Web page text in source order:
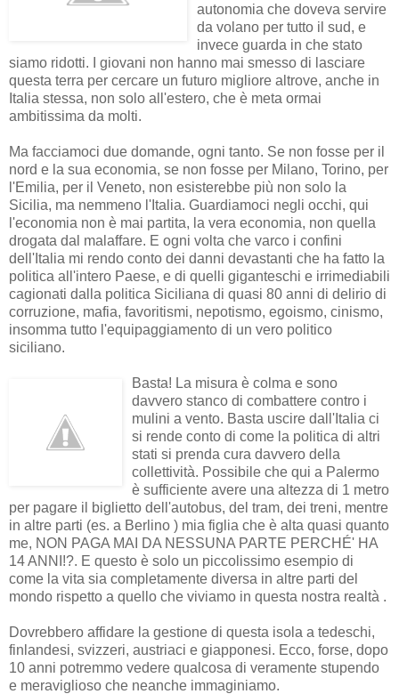
autonomia che doveva servire
da volano per tutto il sud, e
invece guarda in che stato
siamo ridotti. I giovani non hanno mai smesso di lasciare
questa terra per cercare un futuro migliore altrove, anche in
Italia stessa, non solo all'estero, che è meta ormai
ambitissima da molti.
Ma facciamoci due domande, ogni tanto. Se non fosse per il
nord e la sua economia, se non fosse per Milano, Torino, per
l'Emilia, per il Veneto, non esisterebbe più non solo la
Sicilia, ma nemmeno l'Italia. Guardiamoci negli occhi, qui
l'economia non è mai partita, la vera economia, non quella
drogata dal malaffare. E ogni volta che varco i confini
dell'Italia mi rendo conto dei danni devastanti che ha fatto la
politica all'intero Paese, e di quelli giganteschi e irrimediabili
cagionati dalla politica Siciliana di quasi 80 anni di delirio di
corruzione, mafia, favoritismi, nepotismo, egoismo, cinismo,
insomma tutto l'equipaggiamento di un vero politico
siciliano.
Basta! La misura è colma e sono
davvero stanco di combattere contro i
mulini a vento. Basta uscire dall'Italia ci
si rende conto di come la politica di altri
stati si prenda cura davvero della
collettività. Possibile che qui a Palermo
è sufficiente avere una altezza di 1 metro
per pagare il biglietto dell'autobus, del tram, dei treni, mentre
in altre parti (es. a Berlino ) mia figlia che è alta quasi quanto
me, NON PAGA MAI DA NESSUNA PARTE PERCHÉ' HA
14 ANNI!?. E questo è solo un piccolissimo esempio di
come la vita sia completamente diversa in altre parti del
mondo rispetto a quello che viviamo in questa nostra realtà .
Dovrebbero affidare la gestione di questa isola a tedeschi,
finlandesi, svizzeri, austriaci e giapponesi. Ecco, forse, dopo
10 anni potremmo vedere qualcosa di veramente stupendo
e meraviglioso che neanche immaginiamo.